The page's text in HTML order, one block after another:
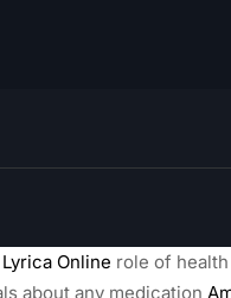
Online role of
about any medication